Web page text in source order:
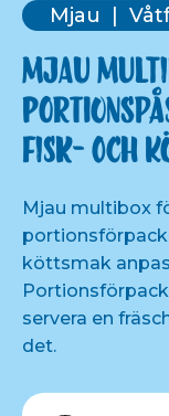
Mjau
Mjau
fisk- och
Mjau multibox
köttsmak
servera en
det.